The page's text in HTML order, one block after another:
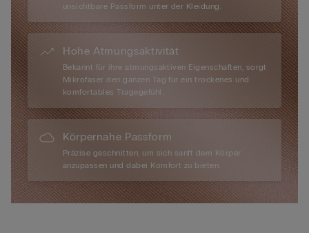
unsichtbare Passform unter der Kleidung.
Hohe Atmungsaktivität
Bekannt für ihre atmungsaktiven Eigenschaften, sorgt
Mikrofaser den ganzen Tag für ein trockenes und
komfortables Tragegefühl.
Körpernahe Passform
Präzise geschnitten, um sich sanft dem Körper
anzupassen und dabei Komfort zu bieten.